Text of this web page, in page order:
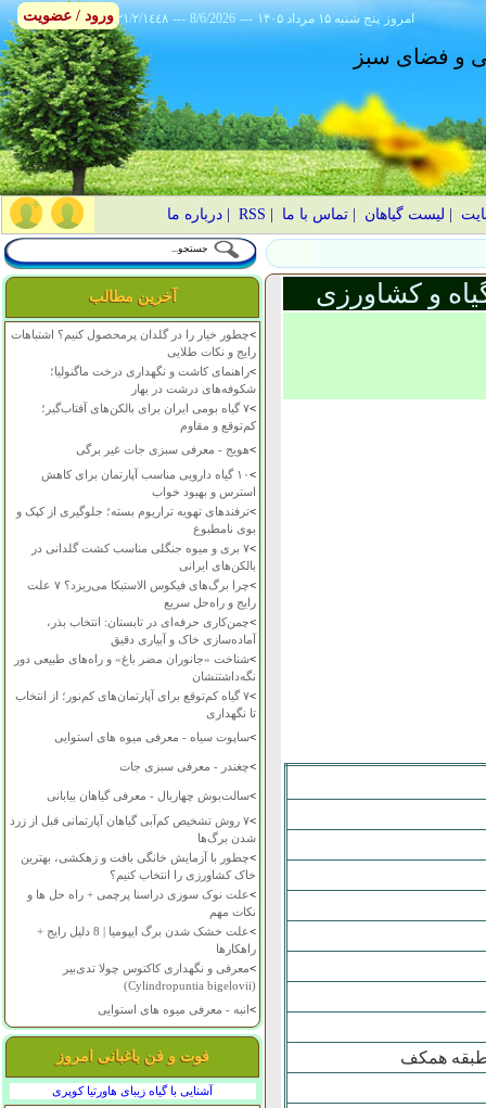
٢١/٢/١٤٤٨ --- 8/6/2026 --- ۱۴۰۵ پنج شنبه ۱۵ مرداد امروز
و فضای سبز
لیست گیاهان |تماس با ما RSS
|درباره ما
آخرین مطالب
>چطور خیار را در گلدان پرمحصول کنیم؟ اشتباهات
رایج و نکات طلایی
>راهنمای کاشت و نگهداری درخت ماگنولیا؛
شکوفه‌های درشت در بهار
>
۷ گیاه بومی ایران برای بالکن‌های آفتاب‌گیر؛
کم‌توقع و مقاوم
>هویج - معرفی سبزی جات غیر برگی
>
۱۰ گیاه دارویی مناسب آپارتمان برای کاهش
استرس و بهبود خواب
>ترفندهای تهویه تراریوم بسته؛ جلوگیری از کپک و
بوی نامطبوع
>
۷ بری و میوه جنگلی مناسب کشت گلدانی در
بالکن‌های ایرانی
>
چرا برگ‌های فیکوس الاستیکا می‌ریزد؟ ۷ علت
رایج و راه‌حل سریع
>چمن‌کاری حرفه‌ای در تابستان: انتخاب بذر،
آماده‌سازی خاک و آبیاری دقیق
>شناخت «جانوران مضر باغ» و راه‌های طبیعی دور
نگه‌داشتنشان
>
۷ گیاه کم‌توقع برای آپارتمان‌های کم‌نور؛ از انتخاب
تا نگهداری
>ساپوت سیاه - معرفی میوه های استوایی
>چغندر - معرفی سبزی جات
>سالت‌بوش چهاربال - معرفی گیاهان بیابانی
>
۷ روش تشخیص کم‌آبی گیاهان آپارتمانی قبل از زرد
شدن برگ‌ها
>چطور با آزمایش خانگی بافت و زهکشی، بهترین
خاک کشاورزی را انتخاب کنیم؟
>علت نوک سوزی دراسنا پرچمی + راه حل ها و
نکات مهم
>
علت خشک شدن برگ ایپومیا | 8 دلیل رایج +
راهکارها
>معرفی و نگهداری کاکتوس چولا تدی‌بیر
(Cylindropuntia bigelovii)
>انبه - معرفی میوه های استوایی
فوت و فن باغبانی امروز
آشنایی با گیاه زیبای هاورتیا کوپری
و کشاورزی
طبقه همکف
ورود / عضویت